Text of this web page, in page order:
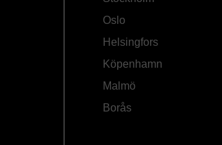
Oslo
Helsingfors
Köpenhamn
Malmö
Borås